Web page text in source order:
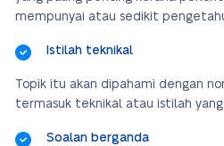
mempunyai atau sedikit
Istilah teknikal
Topik itu akan dipahami dengan
termasuk teknikal atau istilah
Soalan berganda